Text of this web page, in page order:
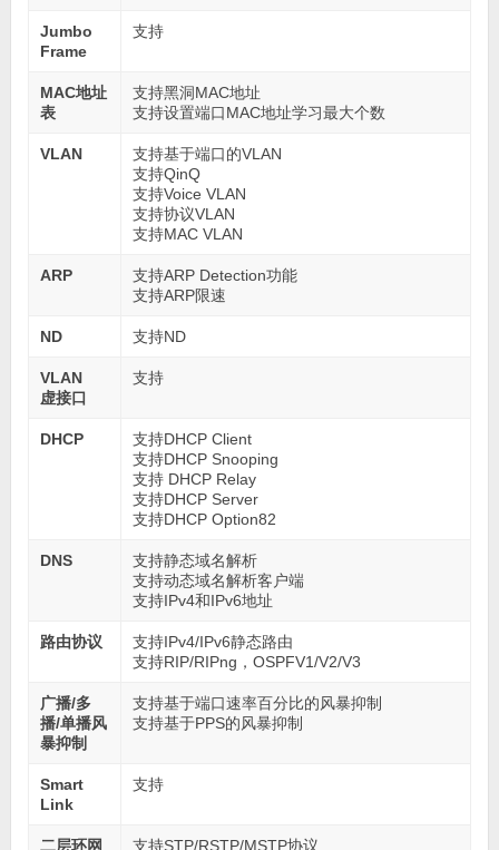
Jumbo
Frame
支持
MAC地址
表
支持黑洞MAC地址
支持设置端口MAC地址学习最大个数
VLAN
支持基于端口的VLAN
支持QinQ
支持Voice VLAN
支持协议VLAN
支持MAC VLAN
ARP
支持ARP Detection功能
支持ARP限速
ND 支持ND
VLAN
虚接口
支持
DHCP
支持DHCP Client
支持DHCP Snooping
支持 DHCP Relay
支持DHCP Server
支持DHCP Option82
DNS
支持静态域名解析
支持动态域名解析客户端
支持IPv4和IPv6地址
路由协议
支持IPv4/IPv6静态路由
支持RIP/RIPng，OSPFV1/V2/V3
广播/多
播/单播风
暴抑制
支持基于端口速率百分比的风暴抑制
支持基于PPS的风暴抑制
Smart
Link
支持
二层环网 支持STP/RSTP/MSTP协议